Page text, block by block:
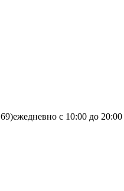
ежедневно с 10:00 до 20:00